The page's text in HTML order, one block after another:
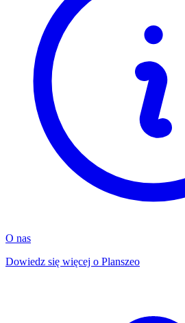
O nas
Dowiedz się więcej o Planszeo